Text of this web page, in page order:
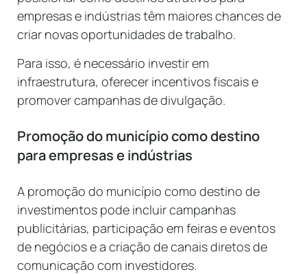
empresas e indústrias têm maiores chances de
criar novas oportunidades de trabalho.
Para isso, é necessário investir em
infraestrutura, oferecer incentivos fiscais e
promover campanhas de divulgação.
Promoção do município como destino
para empresas e indústrias
A promoção do município como destino de
investimentos pode incluir campanhas
publicitárias, participação em feiras e eventos
de negócios e a criação de canais diretos de
comunicação com investidores.